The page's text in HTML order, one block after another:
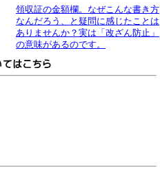
領収証の金額欄。なぜこんな書き方
なんだろう、と疑問に感じたことは
ありませんか？実は「改ざん防止」
の意味があるのです。